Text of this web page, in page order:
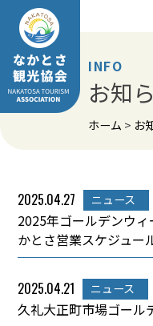
Skip
content
INFO
お知
ホーム > お
2025.04.27 ニュース
2025年ゴールデンウ
かとさ営業スケジュー
2025.04.21 ニュース
久礼大正町市場ゴール